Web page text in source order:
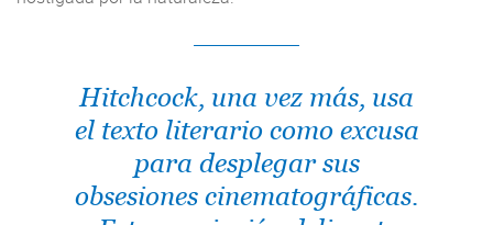
Hitchcock, una vez más, usa
el texto literario como excusa
para desplegar sus
obsesiones cinematográficas.